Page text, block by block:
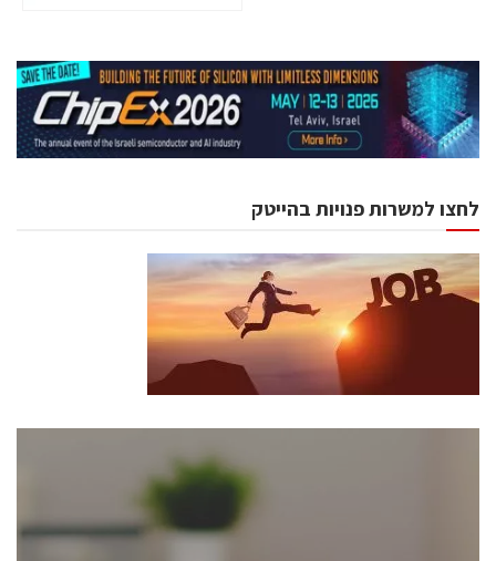
לחצו למשרות פנויות בהייטק
כנסים ואירועים